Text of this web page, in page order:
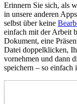
Erinnern Sie sich, als
in unsere anderen
selbst über keine
einfach mit der Arbeit
Dokument, eine
Datei doppelklicken,
vornehmen und dann
speichern – so einfach